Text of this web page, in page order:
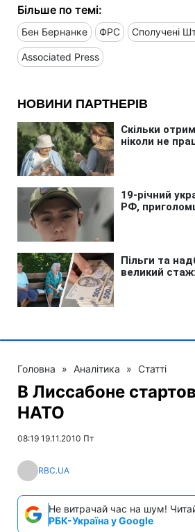
Більше по темі:
Бен Бернанке ФРС Сполучені
Associated Press
Головна » Аналітика » Статті
В Лиссабоне
НАТО
08:19 19.11.2010 Пт
RBC.UA
Не витрачай час на шум!
РБК-Україна у Google